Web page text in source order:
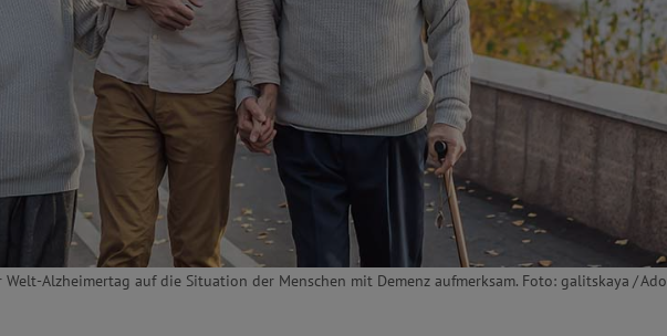
Welt-Alzheimertag auf die Situation der Menschen mit Demenz aufmerksam. Foto: galitskaya /